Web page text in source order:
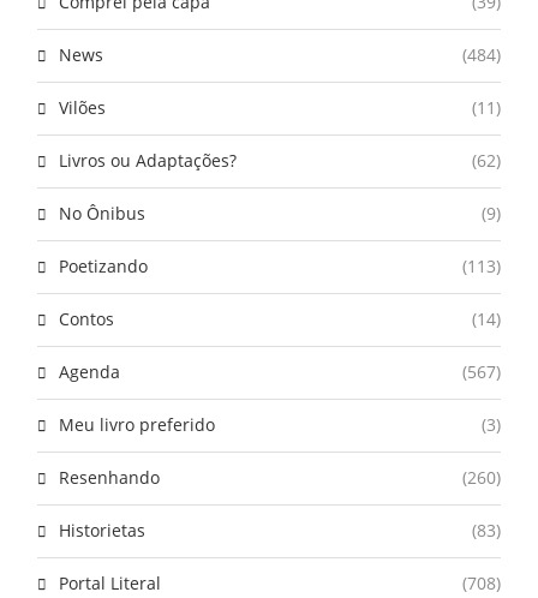
News (484)
Vilões (11)
Livros ou Adaptações? (62)
No Ônibus (9)
Poetizando (113)
Contos (14)
Agenda (567)
Meu livro preferido (3)
Resenhando (260)
Historietas (83)
Portal Literal (708)